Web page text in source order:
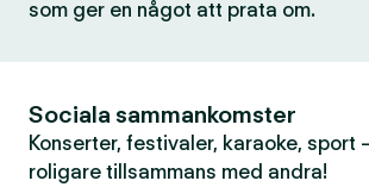
som ger en något att prata om.
Sociala sammankomster
Konserter, festivaler, karaoke, sport
roligare tillsammans med andra!